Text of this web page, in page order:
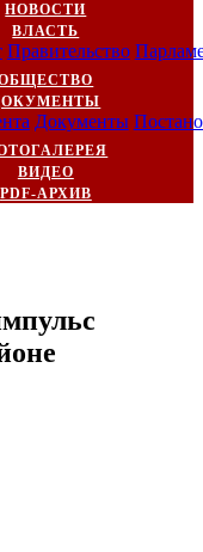
НОВОСТИ
ВЛАСТЬ
Правительство
Документы
ВИДЕО
PDF-АРХИВ